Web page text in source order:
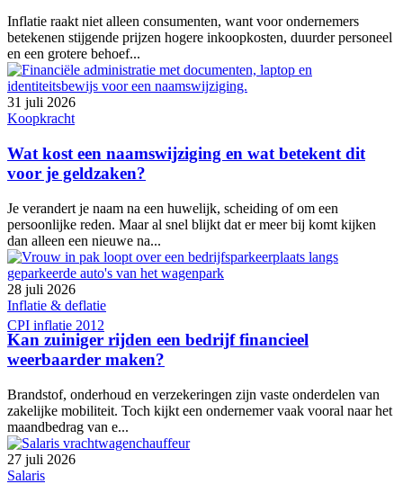
CPI inflatie 2012
Inflatie raakt niet alleen consumenten, want voor ondernemers
betekenen stijgende prijzen hogere inkoopkosten, duurder personeel
en een grotere behoef...
31 juli 2026
Koopkracht
Wat kost een naamswijziging en wat betekent dit
voor je geldzaken?
Je verandert je naam na een huwelijk, scheiding of om een
persoonlijke reden. Maar al snel blijkt dat er meer bij komt kijken
dan alleen een nieuwe na...
28 juli 2026
Inflatie & deflatie
Kan zuiniger rijden een bedrijf financieel
weerbaarder maken?
Brandstof, onderhoud en verzekeringen zijn vaste onderdelen van
zakelijke mobiliteit. Toch kijkt een ondernemer vaak vooral naar het
maandbedrag van e...
27 juli 2026
Salaris